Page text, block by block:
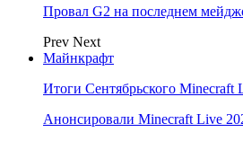
Провал G2 на последнем
Prev Next
Майнкрафт
Итоги Сентябрьского Minecraft
Анонсировали Minecraft Live